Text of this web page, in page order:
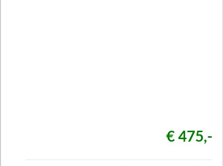
€ 475,-